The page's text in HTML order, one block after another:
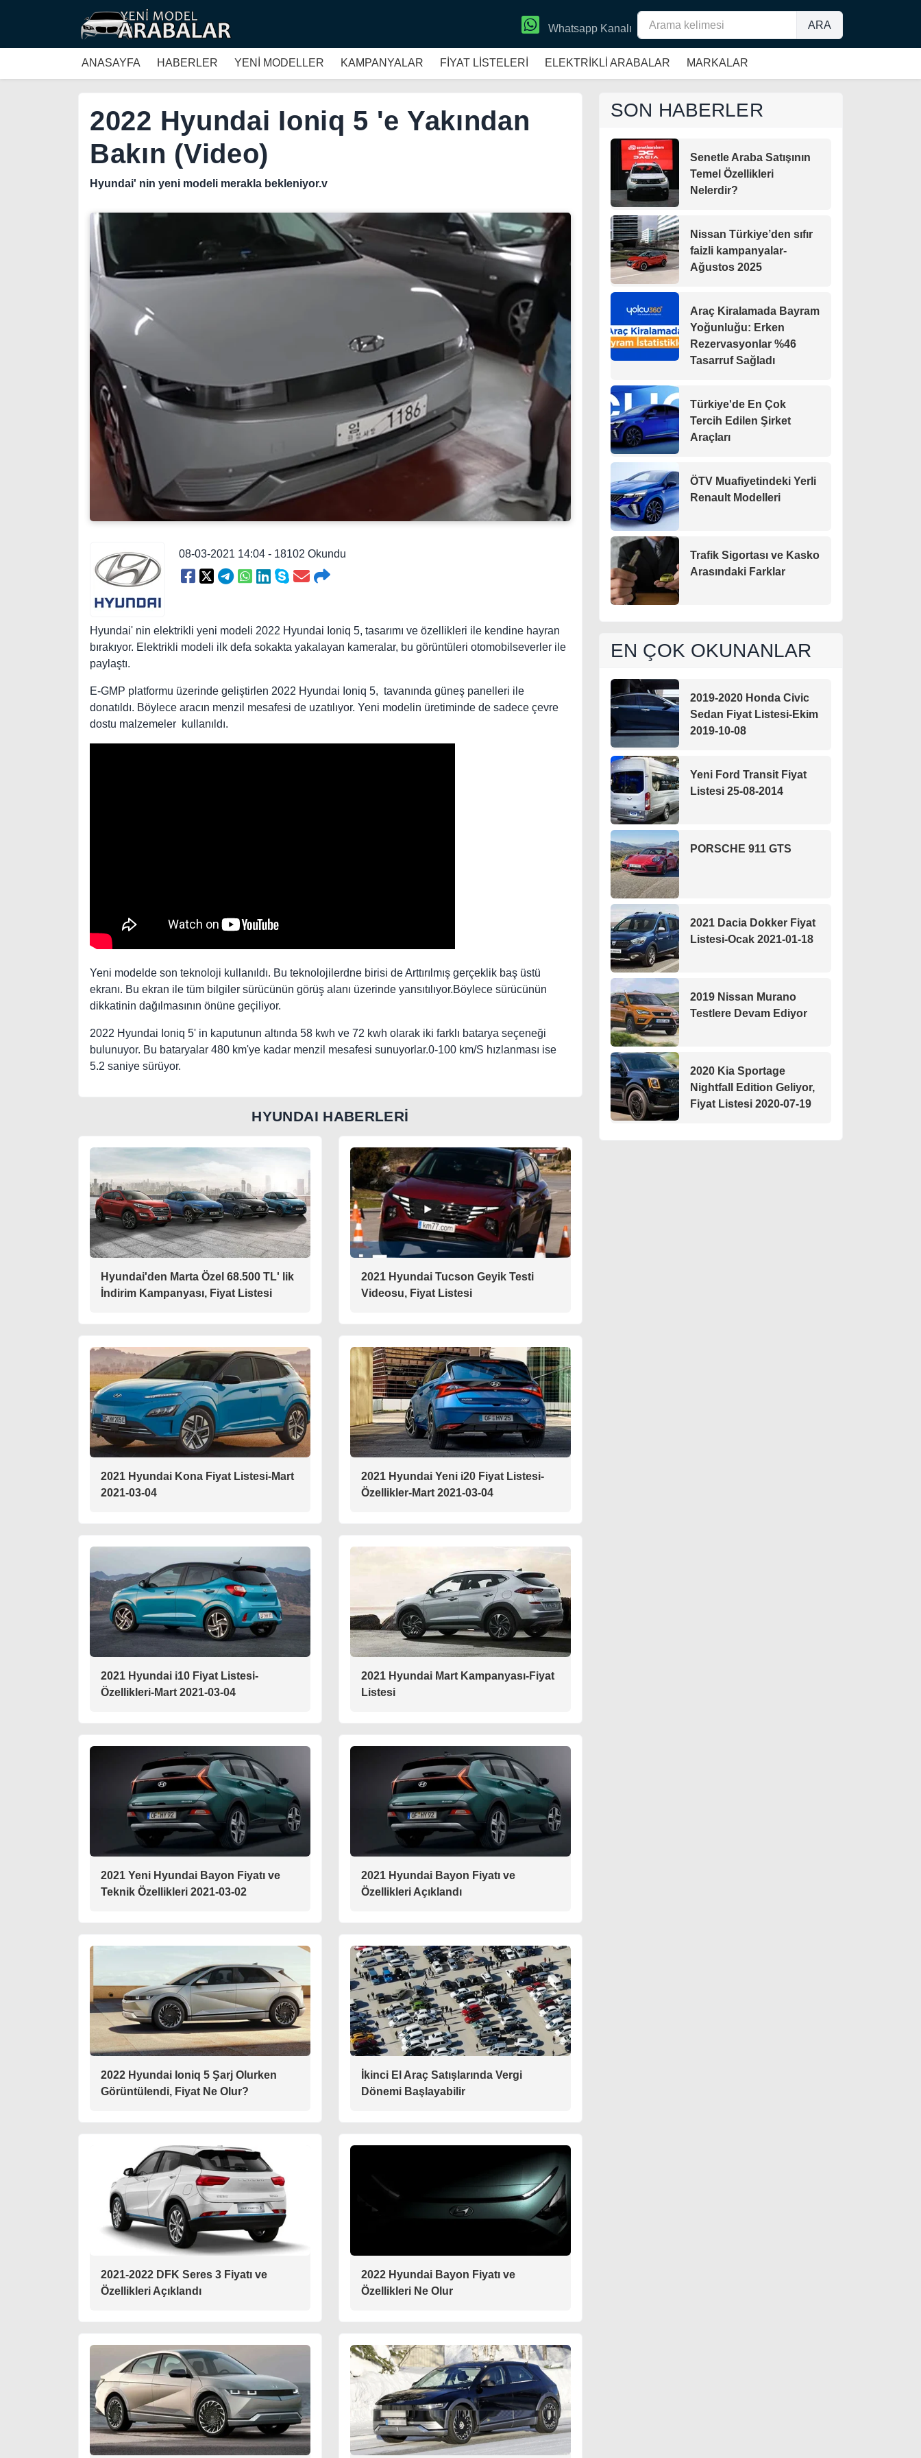
ARA
Whatsapp Kanalı
ANASAYFA HABERLER YENİ MODELLER KAMPANYALAR FİYAT LİSTELERİ ELEKTRİKLİ ARABALAR MARKALAR
2022 Hyundai Ioniq 5 'e Yakından
Bakın (Video)
Hyundai' nin yeni modeli merakla bekleniyor.v
08-03-2021 14:04 - 18102 Okundu
Hyundai' nin elektrikli yeni modeli 2022 Hyundai Ioniq 5, tasarımı ve özellikleri ile kendine hayran
bırakıyor. Elektrikli modeli ilk defa sokakta yakalayan kameralar, bu görüntüleri otomobilseverler ile
paylaştı.
E-GMP platformu üzerinde geliştirlen 2022 Hyundai Ioniq 5, tavanında güneş panelleri ile
donatıldı. Böylece aracın menzil mesafesi de uzatılıyor. Yeni modelin üretiminde de sadece çevre
dostu malzemeler kullanıldı.
Yeni modelde son teknoloji kullanıldı. Bu teknolojilerdne birisi de Arttırılmış gerçeklik baş üstü
ekranı. Bu ekran ile tüm bilgiler sürücünün görüş alanı üzerinde yansıtılıyor.Böylece sürücünün
dikkatinin dağılmasının önüne geçiliyor.
2022 Hyundai Ioniq 5' in kaputunun altında 58 kwh ve 72 kwh olarak iki farklı batarya seçeneği
bulunuyor. Bu bataryalar 480 km'ye kadar menzil mesafesi sunuyorlar.0-100 km/S hızlanması ise
5.2 saniye sürüyor.
HYUNDAI HABERLERİ
Hyundai'den Marta Özel 68.500 TL' lik
İndirim Kampanyası, Fiyat Listesi
2021 Hyundai Tucson Geyik Testi
Videosu, Fiyat Listesi
2021 Hyundai Kona Fiyat Listesi-Mart
2021-03-04
2021 Hyundai Yeni i20 Fiyat Listesi-
Özellikler-Mart 2021-03-04
2021 Hyundai i10 Fiyat Listesi-
Özellikleri-Mart 2021-03-04
2021 Hyundai Mart Kampanyası-Fiyat
Listesi
2021 Yeni Hyundai Bayon Fiyatı ve
Teknik Özellikleri 2021-03-02
2021 Hyundai Bayon Fiyatı ve
Özellikleri Açıklandı
2022 Hyundai Ioniq 5 Şarj Olurken
Görüntülendi, Fiyat Ne Olur?
İkinci El Araç Satışlarında Vergi
Dönemi Başlayabilir
2021-2022 DFK Seres 3 Fiyatı ve
Özellikleri Açıklandı
2022 Hyundai Bayon Fiyatı ve
Özellikleri Ne Olur
SON HABERLER
Senetle Araba Satışının
Temel Özellikleri
Nelerdir?
Nissan Türkiye’den sıfır
faizli kampanyalar-
Ağustos 2025
Araç Kiralamada Bayram
Yoğunluğu: Erken
Rezervasyonlar %46
Tasarruf Sağladı
Türkiye'de En Çok
Tercih Edilen Şirket
Araçları
ÖTV Muafiyetindeki Yerli
Renault Modelleri
Trafik Sigortası ve Kasko
Arasındaki Farklar
EN ÇOK OKUNANLAR
2019-2020 Honda Civic
Sedan Fiyat Listesi-Ekim
2019-10-08
Yeni Ford Transit Fiyat
Listesi 25-08-2014
PORSCHE 911 GTS
2021 Dacia Dokker Fiyat
Listesi-Ocak 2021-01-18
2019 Nissan Murano
Testlere Devam Ediyor
2020 Kia Sportage
Nightfall Edition Geliyor,
Fiyat Listesi 2020-07-19